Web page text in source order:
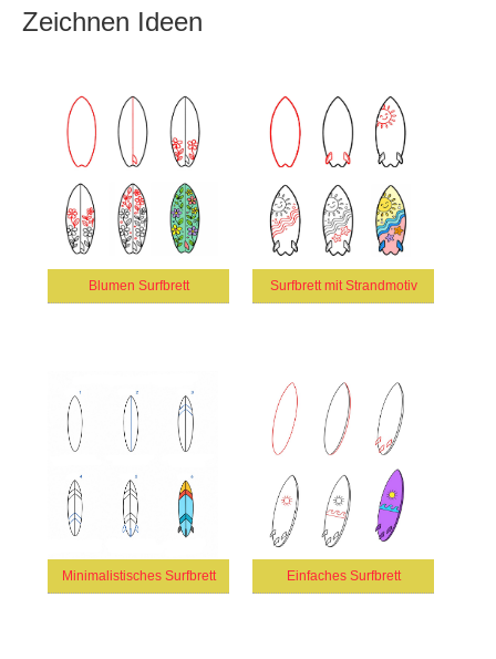
Zeichnen Ideen
Blumen Surfbrett Surfbrett mit Strandmotiv
Minimalistisches Surfbrett Einfaches Surfbrett